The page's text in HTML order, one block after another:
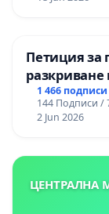
Петиция за
разкриване
1 466 подписи
144 Подписи /
2 Jun 2026
ЦЕНТРАЛНА